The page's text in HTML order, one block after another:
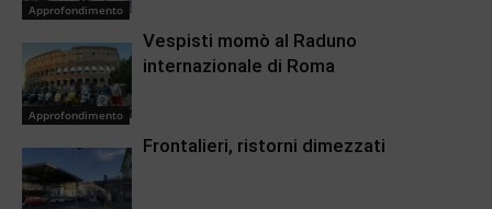
Approfondimento
Approfondimento
Vespisti momò al Raduno
internazionale di Roma
Frontalieri, ristorni dimezzati